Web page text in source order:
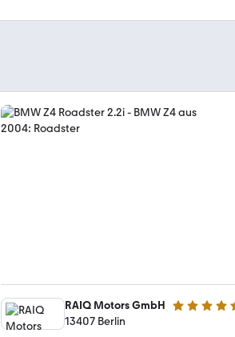
RAIQ Motors GmbH 4.3 Sterne
13407 Berlin